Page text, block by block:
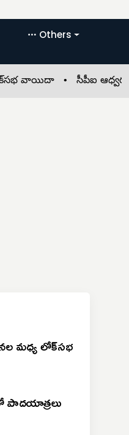
Others
వాయిదా •సీపీఐ ఆధ్వర్యంలో
మధ్య లోక్‌సభ
పాదయాత్రలు